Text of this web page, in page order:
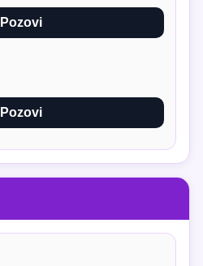
Pozovi
Pozovi